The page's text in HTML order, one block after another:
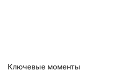
Ключевые моменты